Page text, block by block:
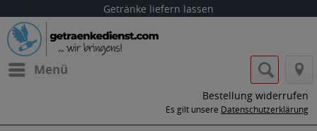
Getränke liefern lassen
Menü
Bestellung widerrufen
Es gilt unsere Datenschutzerklärung